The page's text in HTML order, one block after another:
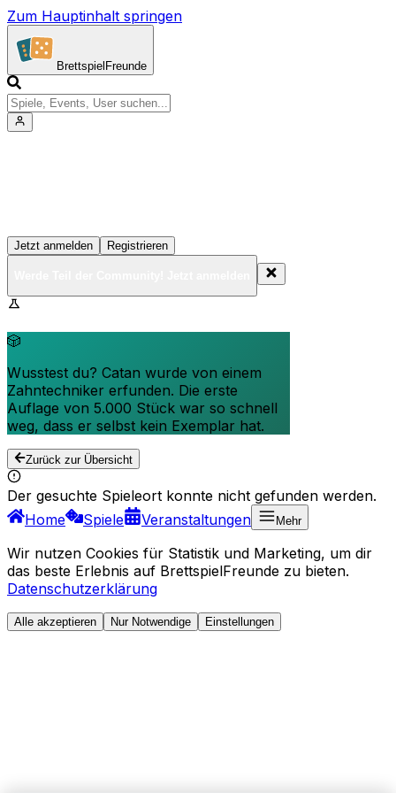
Zum Hauptinhalt springen
Brettspiel Freunde
Jetzt anmelden Registrieren
🎲
Wusstest du? Catan wurde von einem
Zahntechniker erfunden. Die erste
Auflage von 5.000 Stück war so schnell
weg, dass er selbst kein Exemplar hat.
Zurück zur Übersicht
Der gesuchte Spieleort konnte nicht gefunden werden.
Home
Spiele Veranstaltungen Mehr
Wir nutzen Cookies für Statistik und Marketing, um dir
das beste Erlebnis auf BrettspielFreunde zu bieten.
Datenschutzerklärung
Alle akzeptieren Nur Notwendige Einstellungen